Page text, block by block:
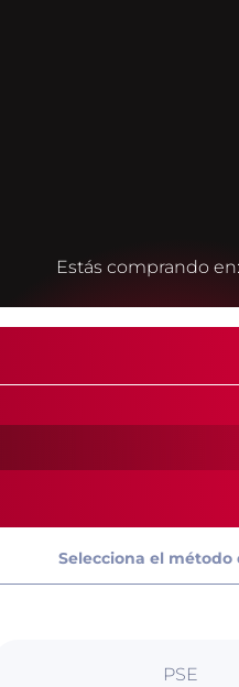
Estás comprando en:
Selecciona el método
PSE